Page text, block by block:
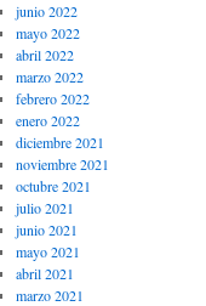
junio 2022
mayo 2022
abril 2022
marzo 2022
febrero 2022
enero 2022
diciembre 2021
noviembre 2021
octubre 2021
julio 2021
junio 2021
mayo 2021
abril 2021
marzo 2021